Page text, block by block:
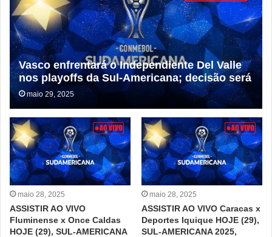
Vasco enfrentará o Independiente Del Valle
nos playoffs da Sul-Americana; decisão será
em São Januário
maio 29, 2025
maio 28, 2025
ASSISTIR AO VIVO
Fluminense x Once Caldas
HOJE (29), SUL-AMERICANA
maio 28, 2025
ASSISTIR AO VIVO Caracas x
Deportes Iquique HOJE (29),
SUL-AMERICANA 2025,